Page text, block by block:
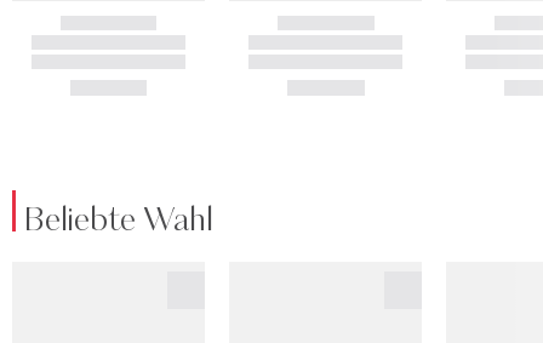
Beliebte Wahl